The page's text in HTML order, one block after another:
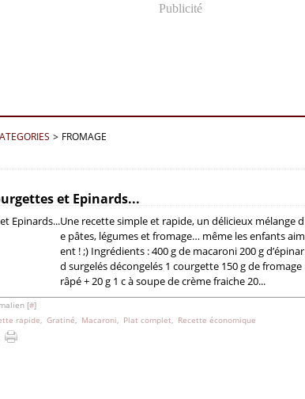
Publicité
> FROMAGE
et Epinards...
Une recette simple et rapide, un délicieux mélange d
e pâtes, légumes et fromage… même les enfants aim
ent ! ;) Ingrédients : 400 g de macaroni 200 g d’épinar
d surgelés décongelés 1 courgette 150 g de fromage
râpé + 20 g 1 c à soupe de crème fraiche 20...
[#]
rapide, Gratiné, Macaroni, Plat complet, Recette économique